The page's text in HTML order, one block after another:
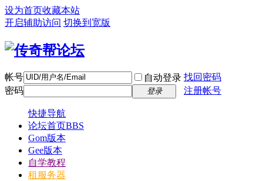
设为首页收藏本站
开启辅助访问 切换到宽版
帐号 自动登录 找回密码
密码
登录 注册帐号
快捷导航
论坛首页BBS
Gom版本
Gee版本
自学教程
租服务器